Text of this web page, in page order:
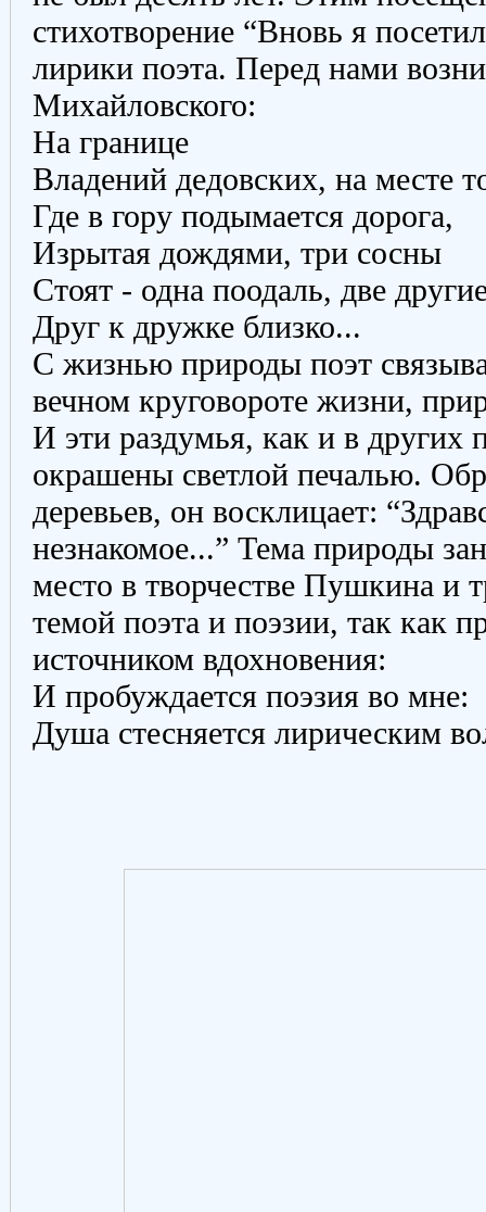
стихотворение “Вновь я
лирики поэта. Перед нами
Михайловского:
На границе
Владений дедовских, на месте
Где в гору подымается дорога,
Изрытая дождями, три сосны
Стоят - одна поодаль, две
Друг к дружке близко...
С жизнью природы поэт
вечном круговороте жизни,
И эти раздумья, как и в других
окрашены светлой печалью.
деревьев, он восклицает:
незнакомое...” Тема природы
место в творчестве Пушкина и
темой поэта и поэзии, так как
источником вдохновения:
И пробуждается поэзия во мне:
Душа стесняется лирическим